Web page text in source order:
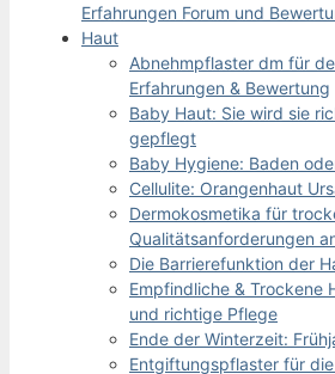
Erfahrungen Forum und
Haut
Abnehmpflaster dm für
Erfahrungen & Bewertung
Baby Haut: Sie wird sie
gepflegt
Baby Hygiene: Baden
Cellulite: Orangenhaut
Dermokosmetika für
Qualitätsanforderungen
Die Barrierefunktion der
Empfindliche & Trockene
und richtige Pflege
Ende der Winterzeit:
Entgiftungspflaster für